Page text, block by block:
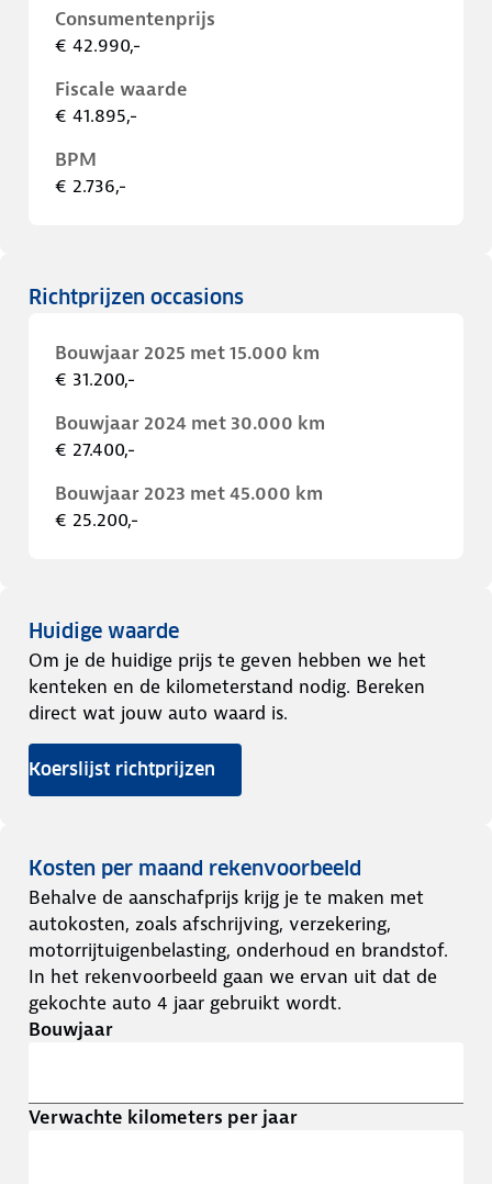
Consumentenprijs
€ 42.990,-
Fiscale waarde
€ 41.895,-
BPM
€ 2.736,-
Richtprijzen occasions
Bouwjaar 2025 met 15.000 km
€ 31.200,-
Bouwjaar 2024 met 30.000 km
€ 27.400,-
Bouwjaar 2023 met 45.000 km
€ 25.200,-
Huidige waarde
Om je de huidige prijs te geven hebben we het
kenteken en de kilometerstand nodig. Bereken
direct wat jouw auto waard is.
Koerslijst richtprijzen
Kosten per maand rekenvoorbeeld
Behalve de aanschafprijs krijg je te maken met
autokosten, zoals afschrijving, verzekering,
motorrijtuigenbelasting, onderhoud en brandstof.
In het rekenvoorbeeld gaan we ervan uit dat de
gekochte auto 4 jaar gebruikt wordt.
Bouwjaar
Verwachte kilometers per jaar